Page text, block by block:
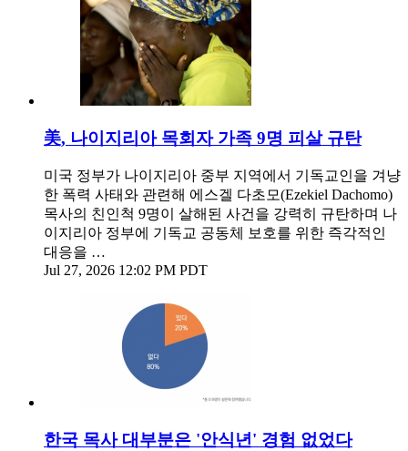
美, 나이지리아 목회자 가족 9명 피살 규탄
미국 정부가 나이지리아 중부 지역에서 기독교인을 겨냥
한 폭력 사태와 관련해 에스겔 다초모(Ezekiel Dachomo)
목사의 친인척 9명이 살해된 사건을 강력히 규탄하며 나
이지리아 정부에 기독교 공동체 보호를 위한 즉각적인
대응을 …
Jul 27, 2026 12:02 PM PDT
한국 목사 대부분은 '안식년' 경험 없었다